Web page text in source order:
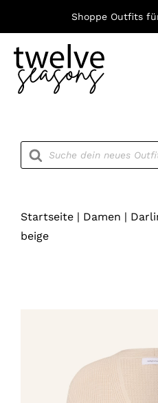
springen
Shoppe Outfits
Products
search
Startseite| Damen |
beige